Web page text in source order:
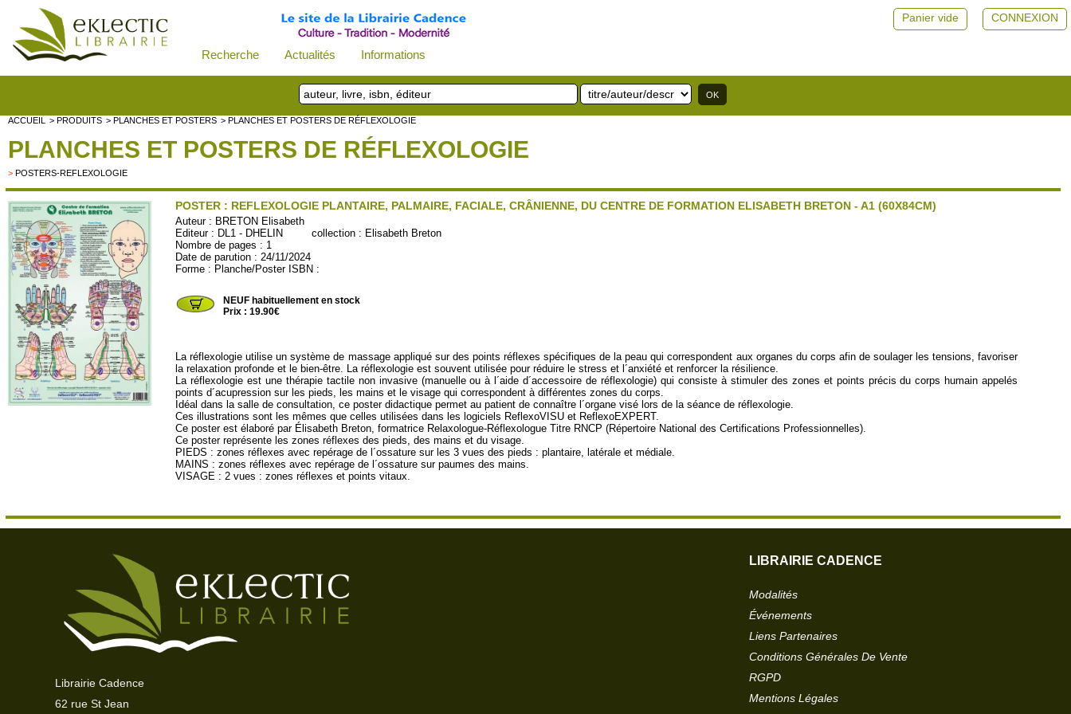
Recherche Actualités Informations
CONNEXION
Panier vide
ACCUEIL > PRODUITS > PLANCHES ET POSTERS > PLANCHES ET POSTERS DE RÉFLEXOLOGIE
PLANCHES ET POSTERS DE RÉFLEXOLOGIE
> POSTERS-REFLEXOLOGIE
POSTER : REFLEXOLOGIE PLANTAIRE, PALMAIRE, FACIALE, CRÂNIENNE, DU CENTRE DE FORMATION ELISABETH BRETON - A1 (60X84CM)
Auteur : BRETON Elisabeth
Editeur : DL1 - DHELIN collection : Elisabeth Breton
Nombre de pages : 1
Date de parution : 24/11/2024
Forme : Planche/Poster ISBN :
NEUF habituellement en stock
Prix : 19.90€
La réflexologie utilise un système de massage appliqué sur des points réflexes spécifiques de la peau qui correspondent aux organes du corps afin de soulager les tensions, favoriser
la relaxation profonde et le bien-être. La réflexologie est souvent utilisée pour réduire le stress et l´anxiété et renforcer la résilience.
La réflexologie est une thérapie tactile non invasive (manuelle ou à l´aide d´accessoire de réflexologie) qui consiste à stimuler des zones et points précis du corps humain appelés
points d´acupression sur les pieds, les mains et le visage qui correspondent à différentes zones du corps.
Idéal dans la salle de consultation, ce poster didactique permet au patient de connaître l´organe visé lors de la séance de réflexologie.
Ces illustrations sont les mêmes que celles utilisées dans les logiciels ReflexoVISU et ReflexoEXPERT.
Ce poster est élaboré par Élisabeth Breton, formatrice Relaxologue-Réflexologue Titre RNCP (Répertoire National des Certifications Professionnelles).
Ce poster représente les zones réflexes des pieds, des mains et du visage.
PIEDS : zones réflexes avec repérage de l´ossature sur les 3 vues des pieds : plantaire, latérale et médiale.
MAINS : zones réflexes avec repérage de l´ossature sur paumes des mains.
VISAGE : 2 vues : zones réflexes et points vitaux.
Librairie Cadence
62 rue St Jean
LIBRAIRIE CADENCE
Modalités
Événements
Liens Partenaires
Conditions Générales De Vente
RGPD
Mentions Légales